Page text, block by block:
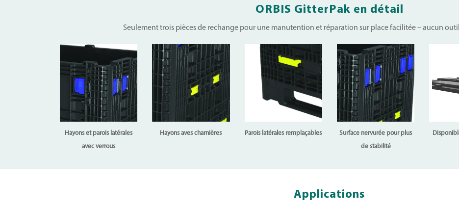
ORBIS GitterPak en détail
Seulement trois pièces de rechange pour une manutention et réparation sur place facilitée – aucun outil
Hayons et parois latérales
avec verrous
Hayons aves charnières Parois latérales remplaçables Surface nervurée pour plus
de stabilité
Applications